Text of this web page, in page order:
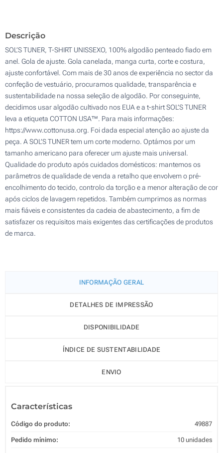
Descrição
SOL’S TUNER, T-SHIRT UNISSEXO, 100% algodão penteado fiado em
anel. Gola de ajuste. Gola canelada, manga curta, corte e costura,
ajuste confortável. Com mais de 30 anos de experiência no sector da
confeção de vestuário, procuramos qualidade, transparência e
sustentabilidade na nossa seleção de algodão. Por conseguinte,
decidimos usar algodão cultivado nos EUA e a t-shirt SOL’S TUNER
leva a etiqueta COTTON USA™. Para mais informações:
https://www.cottonusa.org. Foi dada especial atenção ao ajuste da
peça. A SOL’S TUNER tem um corte moderno. Optámos por um
tamanho americano para oferecer um ajuste mais universal.
Qualidade do produto após cuidados domésticos: mantemos os
parâmetros de qualidade de venda a retalho que envolvem o pré-
encolhimento do tecido, controlo da torção e a menor alteração de cor
após ciclos de lavagem repetidos. Também cumprimos as normas
mais fiáveis e consistentes da cadeia de abastecimento, a fim de
satisfazer os requisitos mais exigentes das certificações de produtos
de marca.
INFORMAÇÃO GERAL
DETALHES DE IMPRESSÃO
DISPONIBILIDADE
ÍNDICE DE SUSTENTABILIDADE
ENVIO
Características
Código do produto: 49887
Pedido mínimo: 10 unidades